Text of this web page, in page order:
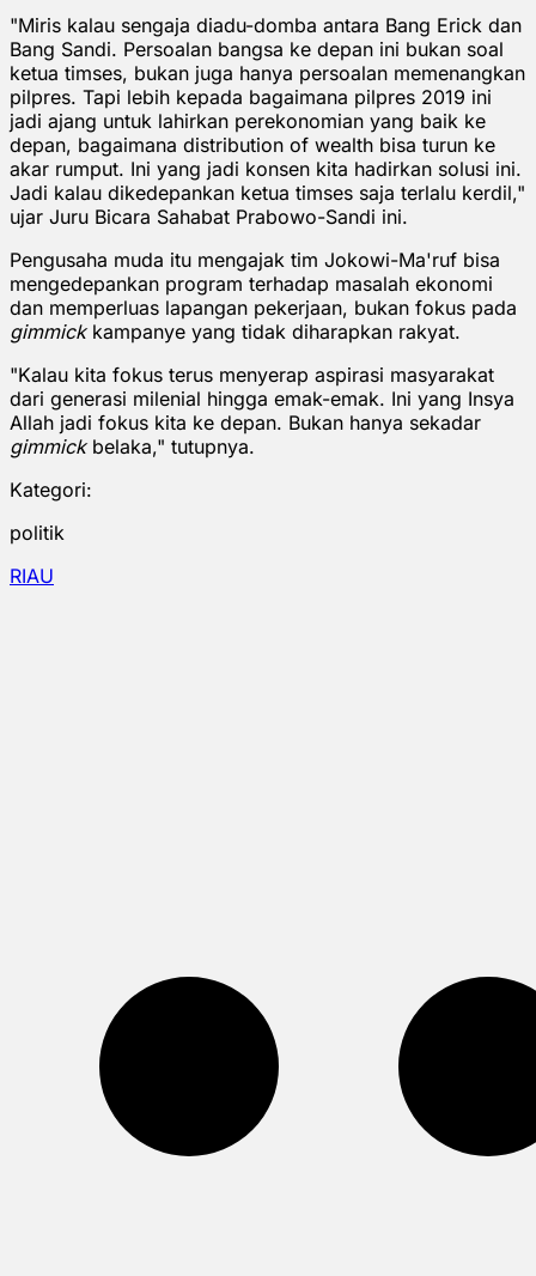
"Miris kalau sengaja diadu-domba antara Bang Erick dan
Bang Sandi. Persoalan bangsa ke depan ini bukan soal
ketua timses, bukan juga hanya persoalan memenangkan
pilpres. Tapi lebih kepada bagaimana pilpres 2019 ini
jadi ajang untuk lahirkan perekonomian yang baik ke
depan, bagaimana distribution of wealth bisa turun ke
akar rumput. Ini yang jadi konsen kita hadirkan solusi ini.
Jadi kalau dikedepankan ketua timses saja terlalu kerdil,"
ujar Juru Bicara Sahabat Prabowo-Sandi ini.
Pengusaha muda itu mengajak tim Jokowi-Ma'ruf bisa
mengedepankan program terhadap masalah ekonomi
dan memperluas lapangan pekerjaan, bukan fokus pada
gimmick kampanye yang tidak diharapkan rakyat.
"Kalau kita fokus terus menyerap aspirasi masyarakat
dari generasi milenial hingga emak-emak. Ini yang Insya
Allah jadi fokus kita ke depan. Bukan hanya sekadar
gimmick belaka," tutupnya.
Kategori:
politik
RIAU